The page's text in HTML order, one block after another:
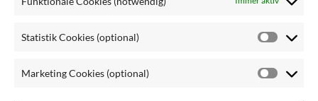
Statistik Cookies (optional)
Marketing Cookies (optional)
aktuellen Stand der Rezeptur zum Zeitpunkt der
Weiterentwicklung unserer Pflegeprodukte arbeiten und
neue wissenschaftliche Erkenntnisse in unsere